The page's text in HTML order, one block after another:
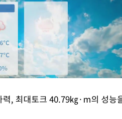
, 최대토크 40.79㎏·m의 성능